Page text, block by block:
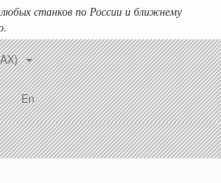
станков по России и ближнему
En